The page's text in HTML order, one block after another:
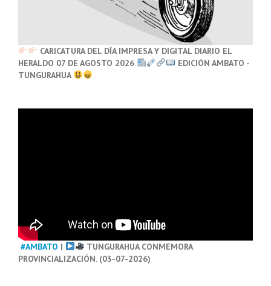
CARICATURA DEL DÍA IMPRESA Y DIGITAL DIARIO EL
HERALDO 07 DE AGOSTO 2026
EDICIÓN AMBATO -
TUNGURAHUA
#AMBATO |
TUNGURAHUA CONMEMORA
PROVINCIALIZACIÓN. (03-07-2026)